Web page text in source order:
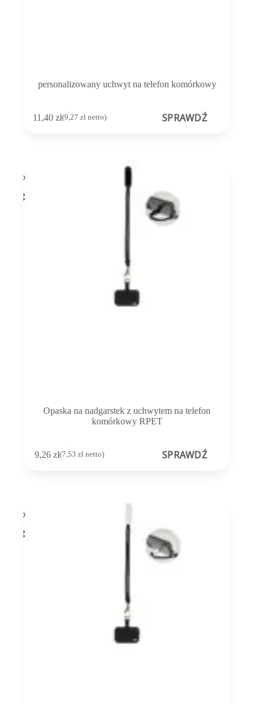
personalizowany uchwyt na telefon komórkowy
11,40 zł(9,27 złnetto) SPRAWDŹ
Opaska na nadgarstek z uchwytem na telefon
komórkowy RPET
9,26zł(7,53zł netto) SPRAWDŹ